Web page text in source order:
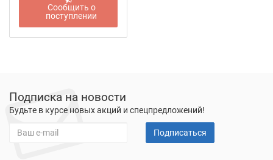
Сообщить о
поступлении
Подписка на новости
Будьте в курсе новых акций и спецпредложений!
Подписаться